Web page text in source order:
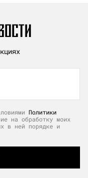
Политики
на обработку моих
в ней порядке и